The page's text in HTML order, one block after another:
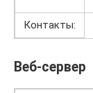
Контакты:
Веб-сервер